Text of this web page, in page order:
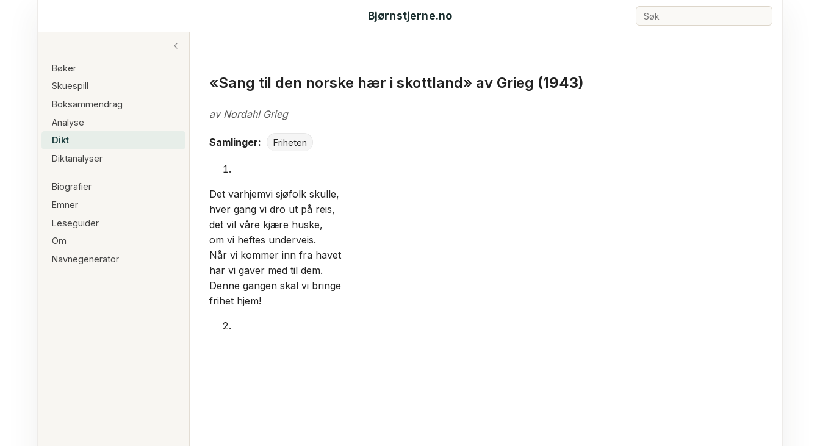
Bjørnstjerne.no Søk
Bøker
Skuespill
Boksammendrag
Analyse
Dikt
Diktanalyser
Biografier
Emner
Leseguider
Om
Navnegenerator
«Sang til den norske hær i skottland» av Grieg (1943)
av Nordahl Grieg
Samlinger: Friheten
Det varhjemvi sjøfolk skulle,
hver gang vi dro ut på reis,
det vil våre kjære huske,
om vi heftes underveis.
Når vi kommer inn fra havet
har vi gaver med til dem.
Denne gangen skal vi bringe
frihet hjem!